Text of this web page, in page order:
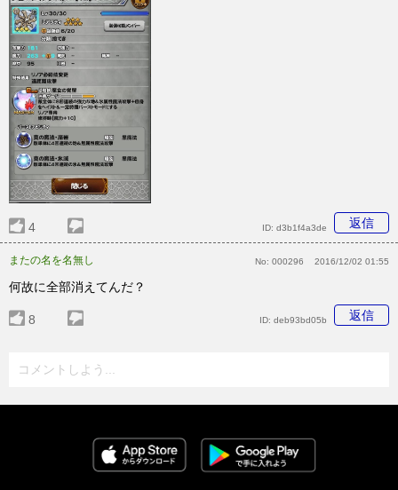
4 返信
ID: d3b1f4a3de
またの名を名無し No: 000296 2016/12/02 01:55
何故に全部消えてんだ？
8 返信
ID: deb93bd05b
コメントしよう...